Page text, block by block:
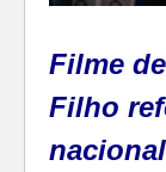
Filme
Filho